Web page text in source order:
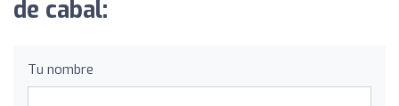
de cabal:
Tu nombre